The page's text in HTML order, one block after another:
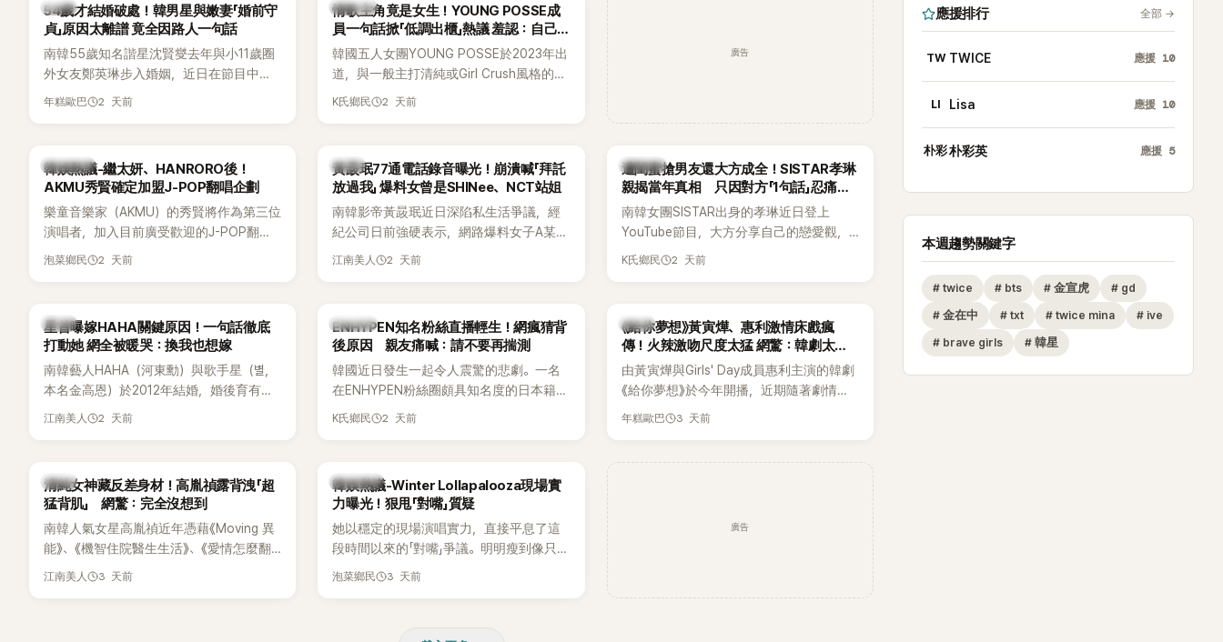
音樂，意外掀起韓網討論。
韓星
54歲才結婚破處！韓男星與嫩妻「婚前守
貞」原因太離譜 竟全因路人一句話
南韓55歲知名諧星沈賢燮去年與小11歲圈
外女友鄭英琳步入婚姻，近日在節目中分
享與妻子的戀愛故事，笑稱兩人原本想享
前一直堅守「婚前守貞」的原因之一。
年糕歐巴 2 天前
K-POP
情歌主角竟是女生！YOUNG POSSE成
員一句話掀「低調出櫃」熱議 羞認：自己
都不敢聽
韓國五人女團YOUNG POSSE於2023年出
道，與一般主打清純或Girl Crush風格的女
團不同，她們以濃厚的Hip-Hop元素、自
的音樂風格，在海外尤其是歐美市場累積
不少人氣，逐漸成為第五代女團中極具辨
識度的新生代代表之一。
K氏鄉民 2 天前
廣告
熱議討論
韓娛熱議-繼太妍、HANRORO後！
AKMU秀賢確定加盟J-POP翻唱企劃
樂童音樂家（AKMU）的秀賢將作為第三位
演唱者，加入目前廣受歡迎的J-POP翻唱
企劃。繼太妍和Hanroro之後，秀賢已獲
泡菜鄉民 2 天前
韓星
黃晸珉77通電話錄音曝光！崩潰喊「拜託
放過我」 爆料女曾是SHINee、NCT站姐
南韓影帝黃晸珉近日深陷私生活爭議，經
紀公司日前強硬表示，網路爆料女子A某涉
嫌長期跟蹤黃晸珉，已正式採取法律行
的單方面騷擾。如今，韓媒《Dispatch》再
曝光雙方77通電話的錄音內容，而A也首
度承認自己過去曾是SHINee、NCT等偶像
團體的「站姐」，事件持續延燒。
江南美人 2 天前
K-POP
遭閨蜜搶男友還大方成全！SISTAR孝琳
親揭當年真相 只因對方「1句話」忍痛放
手
南韓女團SISTAR出身的孝琳近日登上
YouTube節目，大方分享自己的戀愛觀，
更首度坦承過去曾遭最好的朋友搶走男
K氏鄉民 2 天前
韓星
星首曝嫁HAHA關鍵原因！一句話徹底
打動她 網全被暖哭：換我也想嫁
南韓藝人HAHA（河東勳）與歌手星（별，
本名金高恩）於2012年結婚，婚後育有兩
子一女，一家五口生活幸福美滿，也是韓
步入婚姻的最大理由。
江南美人 2 天前
K-POP
ENHYPEN知名粉絲直播輕生！網瘋猜背
後原因 親友痛喊：請不要再揣測
韓國近日發生一起令人震驚的悲劇。一名
在ENHYPEN粉絲圈頗具知名度的日本籍女
粉絲，日前在TikTok直播期間輕生，最終
止揣測，盼逝者安息。
K氏鄉民 2 天前
韓劇
《給你夢想》黃寅燁、惠利激情床戲瘋
傳！火辣激吻尺度太猛 網驚：韓劇太敢
拍
由黃寅燁與Girls' Day成員惠利主演的韓劇
《給你夢想》於今年開播，近期隨著劇情進
入高潮，男女主角的感情線快速升溫。最
年糕歐巴 3 天前
韓星
清純女神藏反差身材！高胤禎露背洩「超
猛背肌」 網驚：完全沒想到
南韓人氣女星高胤禎近年憑藉《Moving 異
能》、《機智住院醫生生活》、《愛情怎麼翻
譯？》、《努力克服自卑的我們》等多部熱門
江南美人 3 天前
熱議討論
韓娛熱議-Winter Lollapalooza現場實
力曝光！狠甩「對嘴」質疑
她以穩定的現場演唱實力，直接平息了這
段時間以來的「對嘴」爭議。明明瘦到像只剩
骨頭，怎麼還能唱出這麼驚人的爆發力和
泡菜鄉民 3 天前
廣告
應援排行 全部 →
TW TWICE 應援 10
LI Lisa 應援 10
朴彩朴彩英 應援 5
本週趨勢關鍵字
# twice # bts # 金宣虎 # gd
# 金在中 # txt # twice mina # ive
# brave girls # 韓星